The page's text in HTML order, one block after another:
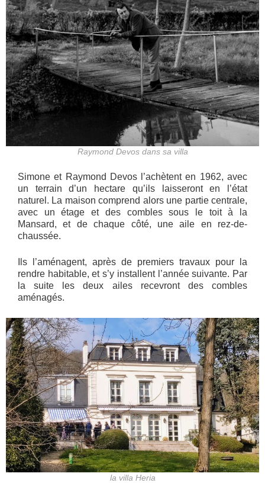
Raymond Devos dans sa villa
Simone et Raymond Devos l’achètent en 1962, avec
un terrain d’un hectare qu’ils laisseront en l’état
naturel. La maison comprend alors une partie centrale,
avec un étage et des combles sous le toit à la
Mansard, et de chaque côté, une aile en rez-de-
chaussée.
Ils l’aménagent, après de premiers travaux pour la
rendre habitable, et s’y installent l’année suivante. Par
la suite les deux ailes recevront des combles
aménagés.
la villa Heria